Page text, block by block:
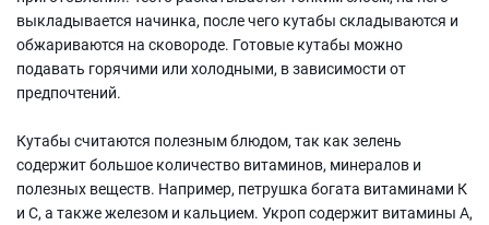
выкладывается начинка, после чего кутабы складываются и
обжариваются на сковороде. Готовые кутабы можно
подавать горячими или холодными, в зависимости от
предпочтений.
Кутабы считаются полезным блюдом, так как зелень
содержит большое количество витаминов, минералов и
полезных веществ. Например, петрушка богата витаминами К
и С, а также железом и кальцием. Укроп содержит витамины А,